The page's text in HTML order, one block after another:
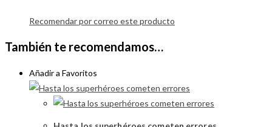
Recomendar por correo este producto
También te recomendamos…
Añadir a Favoritos